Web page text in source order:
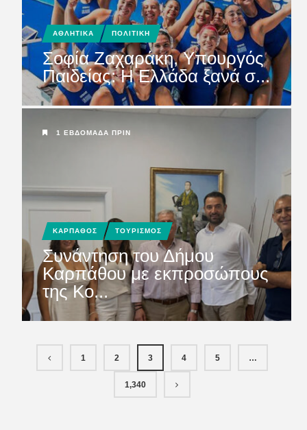
ΑΘΛΗΤΙΚΑ ΠΟΛΙΤΙΚΗ
Σοφία Ζαχαράκη, Υπουργός
Παιδείας: Η Ελλάδα ξανά σ...
1 ΕΒΔΟΜΆΔΑ ΠΡΙΝ
ΚΑΡΠΑΘΟΣ ΤΟΥΡΙΣΜΟΣ
Συνάντηση του Δήμου
Καρπάθου με εκπροσώπους
της Ko...
1 2 3 4 5 …
1,340